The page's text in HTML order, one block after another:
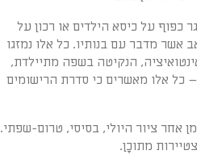
כפוף על כיסא הילדים או רכון על
אשר מדבר עם בנותיו. כל אלו נמזגו
הנקיטה בשפה מתיילדת,
כל אלו מאשרים כי סדרת הרישומים
ציור היולי, בסיסי, טרום-שפתי.
מתוכָן.